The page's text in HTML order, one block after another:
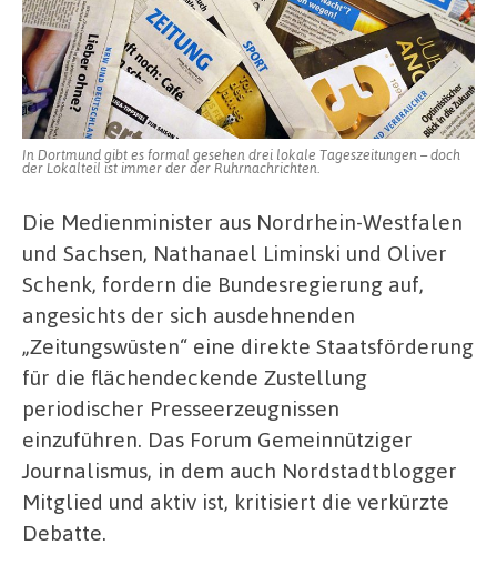
Presseförderung
In Dortmund gibt es formal gesehen drei lokale Tageszeitungen – doch
der Lokalteil ist immer der der Ruhrnachrichten.
Die Medienminister aus Nordrhein-Westfalen
und Sachsen, Nathanael Liminski und Oliver
Schenk, fordern die Bundesregierung auf,
angesichts der sich ausdehnenden
„Zeitungswüsten“ eine direkte Staatsförderung
für die flächendeckende Zustellung
periodischer Presseerzeugnissen
einzuführen. Das Forum Gemeinnütziger
Journalismus, in dem auch Nordstadtblogger
Mitglied und aktiv ist, kritisiert die verkürzte
Debatte.